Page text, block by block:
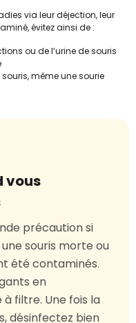
via leur déjection, leur
évitez ainsi de :
ou de l’urine de souris
même une sourie
vous
précaution si
souris morte ou
été contaminés.
en
filtre. Une fois la
désinfectez bien